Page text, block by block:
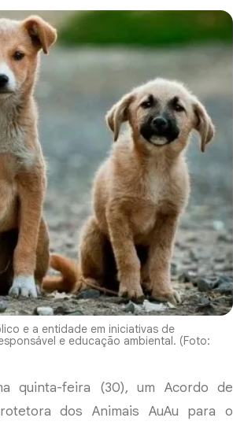
e a entidade em iniciativas de
e educação ambiental. (Foto:
quinta-feira (30), um Acordo de
dos Animais AuAu para o